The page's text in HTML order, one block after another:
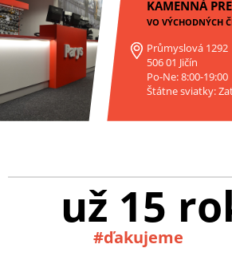
KAMENNÁ
VO VÝCHODNÝCH
Průmyslová 1292
506 01 Jičín
Po-Ne: 8:00-19:00
Štátne sviatky:
už 15
#ďakujeme